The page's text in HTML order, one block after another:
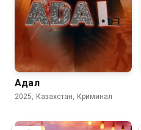
Адал
2025, Казахстан, Криминал